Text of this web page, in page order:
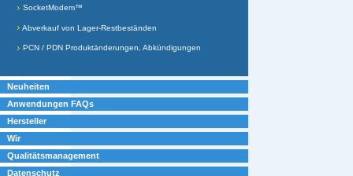
SocketModem™
Abverkauf von Lager-Restbeständen
PCN / PDN Produktänderungen, Abkündigungen
Neuheiten
Anwendungen FAQs
Hersteller
Wir
Qualitätsmanagement
Datenschutz